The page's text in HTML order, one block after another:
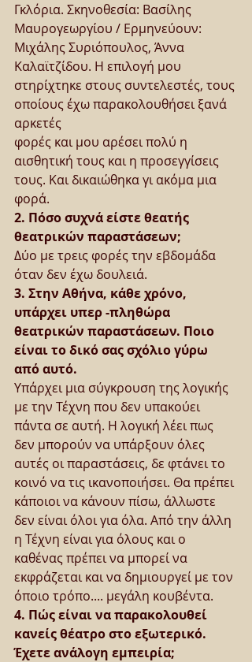
Γκλόρια. Σκηνοθεσία: Βασίλης
Μαυρογεωργίου / Ερμηνεύουν:
Μιχάλης Συριόπουλος, Άννα
Καλαϊτζίδου. Η επιλογή μου
στηρίχτηκε στους συντελεστές, τους
οποίους έχω παρακολουθήσει ξανά
αρκετές
φορές και μου αρέσει πολύ η
αισθητική τους και η προσεγγίσεις
τους. Και δικαιώθηκα γι ακόμα μια
φορά.
2. Πόσο συχνά είστε θεατής
θεατρικών παραστάσεων;
Δύο με τρεις φορές την εβδομάδα
όταν δεν έχω δουλειά.
3. Στην Αθήνα, κάθε χρόνο,
υπάρχει υπερ -πληθώρα
θεατρικών παραστάσεων. Ποιο
είναι το δικό σας σχόλιο γύρω
από αυτό.
Υπάρχει μια σύγκρουση της λογικής
με την Τέχνη που δεν υπακούει
πάντα σε αυτή. Η λογική λέει πως
δεν μπορούν να υπάρξουν όλες
αυτές οι παραστάσεις, δε φτάνει το
κοινό να τις ικανοποιήσει. Θα πρέπει
κάποιοι να κάνουν πίσω, άλλωστε
δεν είναι όλοι για όλα. Από την άλλη
η Τέχνη είναι για όλους και ο
καθένας πρέπει να μπορεί να
εκφράζεται και να δημιουργεί με τον
όποιο τρόπο.... μεγάλη κουβέντα.
4. Πώς είναι να παρακολουθεί
κανείς θέατρο στο εξωτερικό.
Έχετε ανάλογη εμπειρία;